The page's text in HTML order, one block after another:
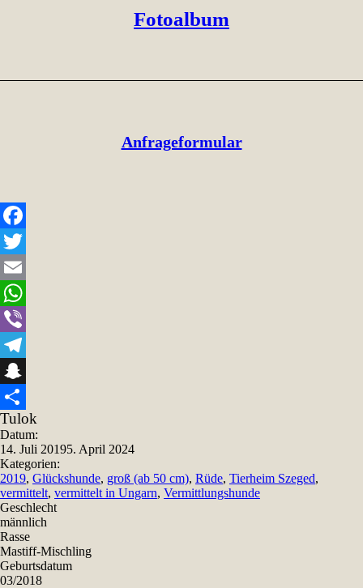
Fotoalbum
Anfrageformular
Facebook
Twitter
Email
WhatsApp
Viber
Telegram
Snapchat
Teilen
Tulok
Datum:
14. Juli 20195. April 2024
Kategorien:
2019, Glückshunde, groß (ab 50 cm), Rüde, Tierheim Szeged,
vermittelt, vermittelt in Ungarn, Vermittlungshunde
Geschlecht
männlich
Rasse
Mastiff-Mischling
Geburtsdatum
03/2018